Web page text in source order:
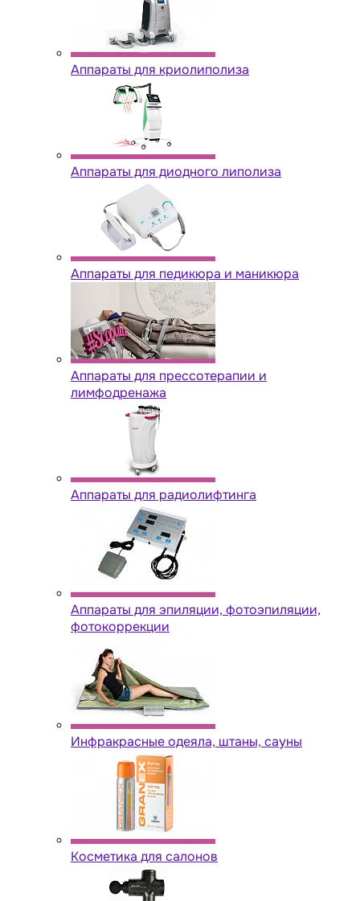
Аппараты для криолиполиза
Аппараты для диодного липолиза
Аппараты для педикюра и маникюра
Аппараты для прессотерапии и
лимфодренажа
Аппараты для радиолифтинга
Аппараты для эпиляции, фотоэпиляции,
фотокоррекции
Инфракрасные одеяла, штаны, сауны
Косметика для салонов